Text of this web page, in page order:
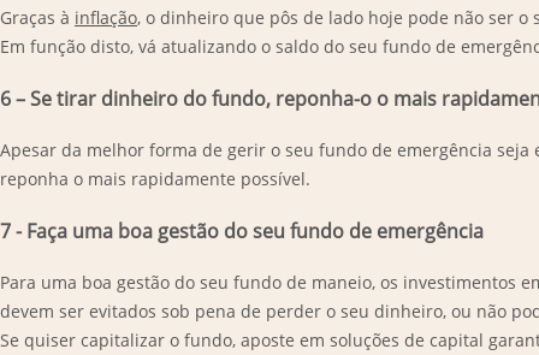
Graças à inflação, o dinheiro que pôs de lado hoje pode não ser o
Em função disto, vá atualizando o saldo do seu fundo de
6 – Se tirar dinheiro do fundo, reponha-o o mais
Apesar da melhor forma de gerir o seu fundo de emergência
reponha o mais rapidamente possível.
7 - Faça uma boa gestão do seu fundo de emergência
Para uma boa gestão do seu fundo de maneio, os investimentos
devem ser evitados sob pena de perder o seu dinheiro, ou não
Se quiser capitalizar o fundo, aposte em soluções de capital